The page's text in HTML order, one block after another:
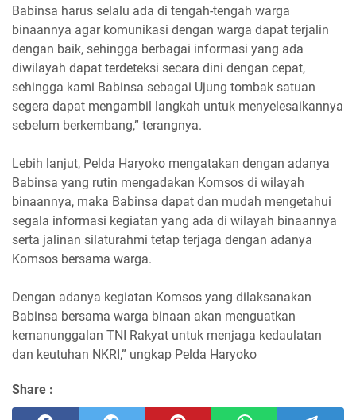
Babinsa harus selalu ada di tengah-tengah warga
binaannya agar komunikasi dengan warga dapat terjalin
dengan baik, sehingga berbagai informasi yang ada
diwilayah dapat terdeteksi secara dini dengan cepat,
sehingga kami Babinsa sebagai Ujung tombak satuan
segera dapat mengambil langkah untuk menyelesaikannya
sebelum berkembang,” terangnya.
Lebih lanjut, Pelda Haryoko mengatakan dengan adanya
Babinsa yang rutin mengadakan Komsos di wilayah
binaannya, maka Babinsa dapat dan mudah mengetahui
segala informasi kegiatan yang ada di wilayah binaannya
serta jalinan silaturahmi tetap terjaga dengan adanya
Komsos bersama warga.
Dengan adanya kegiatan Komsos yang dilaksanakan
Babinsa bersama warga binaan akan menguatkan
kemanunggalan TNI Rakyat untuk menjaga kedaulatan
dan keutuhan NKRI,” ungkap Pelda Haryoko
Share :